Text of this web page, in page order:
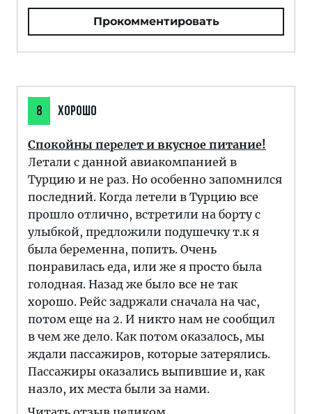
Прокомментировать
8 ХОРОШО
Спокойны перелет и вкусное питание!
Летали с данной авиакомпанией в
Турцию и не раз. Но особенно запомнился
последний. Когда летели в Турцию все
прошло отлично, встретили на борту с
улыбкой, предложили подушечку т.к я
была беременна, попить. Очень
понравилась еда, или же я просто была
голодная. Назад же было все не так
хорошо. Рейс задржали сначала на час,
потом еще на 2. И никто нам не сообщил
в чем же дело. Как потом оказалось, мы
ждали пассажиров, которые затерялись.
Пассажиры оказались выпившие и, как
назло, их места были за нами.